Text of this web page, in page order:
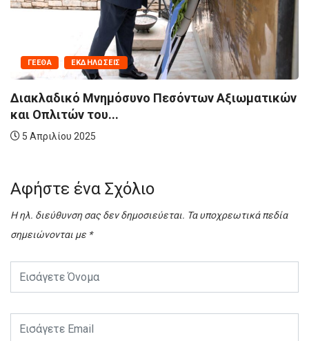
Αξιωματικών
ΓΕΕΘΑ
«Υγειονομική Μέριμνα για
Αφήστε ένα Σχόλιο
Η ηλ. διεύθυνση σας δεν δημοσιεύεται. Τα υποχρεωτικά πεδία
σημειώνονται με *